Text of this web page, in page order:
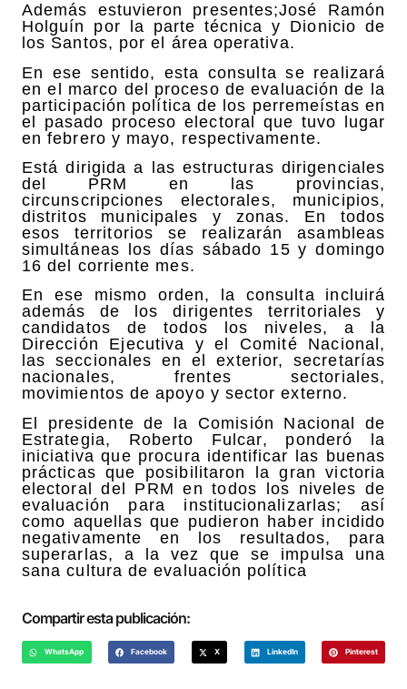
Además estuvieron presentes;José Ramón
Holguín por la parte técnica y Dionicio de
los Santos, por el área operativa.
En ese sentido, esta consulta se realizará
en el marco del proceso de evaluación de la
participación política de los perremeístas en
el pasado proceso electoral que tuvo lugar
en febrero y mayo, respectivamente.
Está dirigida a las estructuras dirigenciales
del PRM en las provincias,
circunscripciones electorales, municipios,
distritos municipales y zonas. En todos
esos territorios se realizarán asambleas
simultáneas los días sábado 15 y domingo
16 del corriente mes.
En ese mismo orden, la consulta incluirá
además de los dirigentes territoriales y
candidatos de todos los niveles, a la
Dirección Ejecutiva y el Comité Nacional,
las seccionales en el exterior, secretarías
nacionales, frentes sectoriales,
movimientos de apoyo y sector externo.
El presidente de la Comisión Nacional de
Estrategia, Roberto Fulcar, ponderó la
iniciativa que procura identificar las buenas
prácticas que posibilitaron la gran victoria
electoral del PRM en todos los niveles de
evaluación para institucionalizarlas; así
como aquellas que pudieron haber incidido
negativamente en los resultados, para
superarlas, a la vez que se impulsa una
sana cultura de evaluación política
Compartir esta publicación:
WhatsApp Facebook X LinkedIn Pinterest